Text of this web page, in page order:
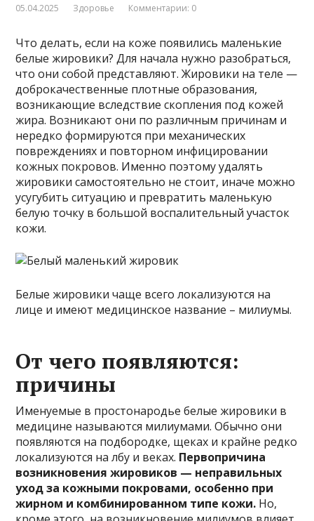
05.04.2025 Здоровье Комментарии: 0
Что делать, если на коже появились маленькие
белые жировики? Для начала нужно разобраться,
что они собой представляют. Жировики на теле —
доброкачественные плотные образования,
возникающие вследствие скопления под кожей
жира. Возникают они по различным причинам и
нередко формируются при механических
повреждениях и повторном инфицировании
кожных покровов. Именно поэтому удалять
жировики самостоятельно не стоит, иначе можно
усугубить ситуацию и превратить маленькую
белую точку в большой воспалительный участок
кожи.
Белые жировики чаще всего локализуются на
лице и имеют медицинское название – милиумы.
От чего появляются:
причины
Именуемые в простонародье белые жировики в
медицине называются милиумами. Обычно они
появляются на подбородке, щеках и крайне редко
локализуются на лбу и веках. Первопричина
возникновения жировиков — неправильных
уход за кожными покровами, особенно при
жирном и комбинированном типе кожи. Но,